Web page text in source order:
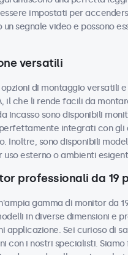
impostati per
segnale video e possono
versatili
di montaggio versatili
il che li rende facili da
incasso sono disponibili
integrati con gli
Inoltre, sono disponibili
esterno o ambienti
professionali da 19
gamma di monitor da
in diverse dimensioni e
applicazione. Sei curioso di
con i nostri specialisti.